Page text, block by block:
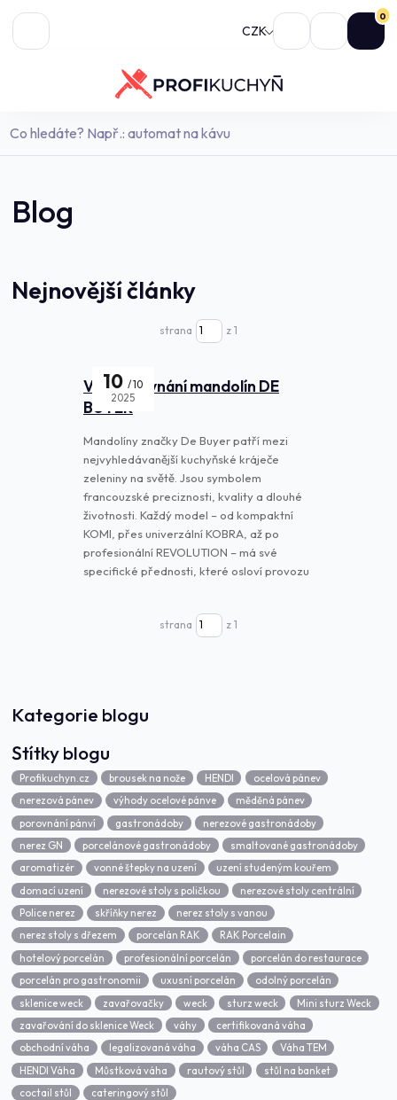
CZK
0
Kategorie blogu
Štítky blogu
Profikuchyn.cz brousek na nože HENDI
ocelová pánev
nerezová pánev
výhody ocelové pánve
měděná pánev
porovnání pánví
gastronádoby
nerezové gastronádoby
nerez GN
porcelánové gastronádoby
smaltované gastronádoby
aromatizér
vonné štepky na uzení
uzení studeným kouřem
domací uzení
nerezové stoly s poličkou
nerezové stoly centrální
Police nerez
skříňky nerez
nerez stoly s vanou
nerez stoly s dřezem
porcelán RAK
RAK Porcelain
hotelový porcelán
profesionální porcelán
porcelán do restaurace
porcelán pro gastronomii
uxusní porcelán
odolný porcelán
sklenice weck
zavařovačky weck sturz weck
Mini sturz Weck
zavařování do sklenice Weck
váhy
certifikovaná váha
obchodní váha
legalizovaná váha váha CAS
Váha TEM
HENDI Váha
Můstková váha rautový stůl
stůl na banket
coctail stůl
cateringový stůl
Blog
Nejnovější články
strana z 1
Velké srovnání mandolín DE
BUYER
10
10
2025
Mandolíny značky De Buyer patří mezi
nejvyhledávanější kuchyňské kráječe
zeleniny na světě. Jsou symbolem
francouzské preciznosti, kvality a dlouhé
životnosti. Každý model – od kompaktní
KOMI, přes univerzální KOBRA, až po
profesionální REVOLUTION – má své
specifické přednosti, které osloví provozu
strana z 1